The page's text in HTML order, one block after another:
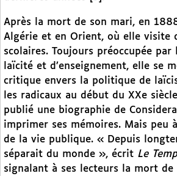
Après la mort de son mari, en
Algérie et en Orient, où elle visite
scolaires. Toujours préoccupée par
laïcité et d’enseignement, elle se
critique envers la politique de
les radicaux au début du XXe
publié une biographie de
imprimer ses mémoires. Mais peu
de la vie publique. « Depuis
séparait du monde », écrit Le
signalant à ses lecteurs la mort de